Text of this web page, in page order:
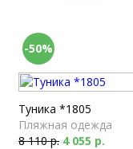
-50%
Туника *1805
Пляжная одежда
8 110 р. 4 055 р.